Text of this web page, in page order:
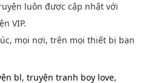
luôn được cập nhật với
VIP.
mọi nơi, trên mọi thiết bị bạn
bl, truyện tranh boy love,